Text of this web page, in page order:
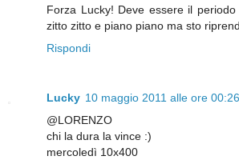
Forza Lucky! Deve essere il
zitto zitto e piano piano ma sto
Rispondi
Lucky 10 maggio 2011 alle ore 00:26
@LORENZO
chi la dura la vince :)
mercoledì 10x400